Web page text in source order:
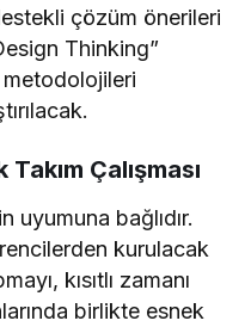
çözüm önerileri
Thinking”
metodolojileri
Çalışması
uyumuna bağlıdır.
kurulacak
kısıtlı zamanı
birlikte esnek